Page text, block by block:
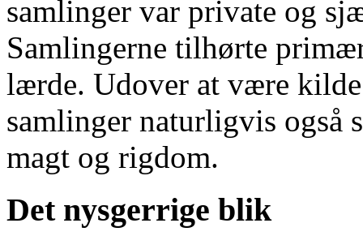
samlinger var private og
Samlingerne tilhørte
lærde. Udover at være
samlinger naturligvis også
magt og rigdom.
Det nysgerrige blik